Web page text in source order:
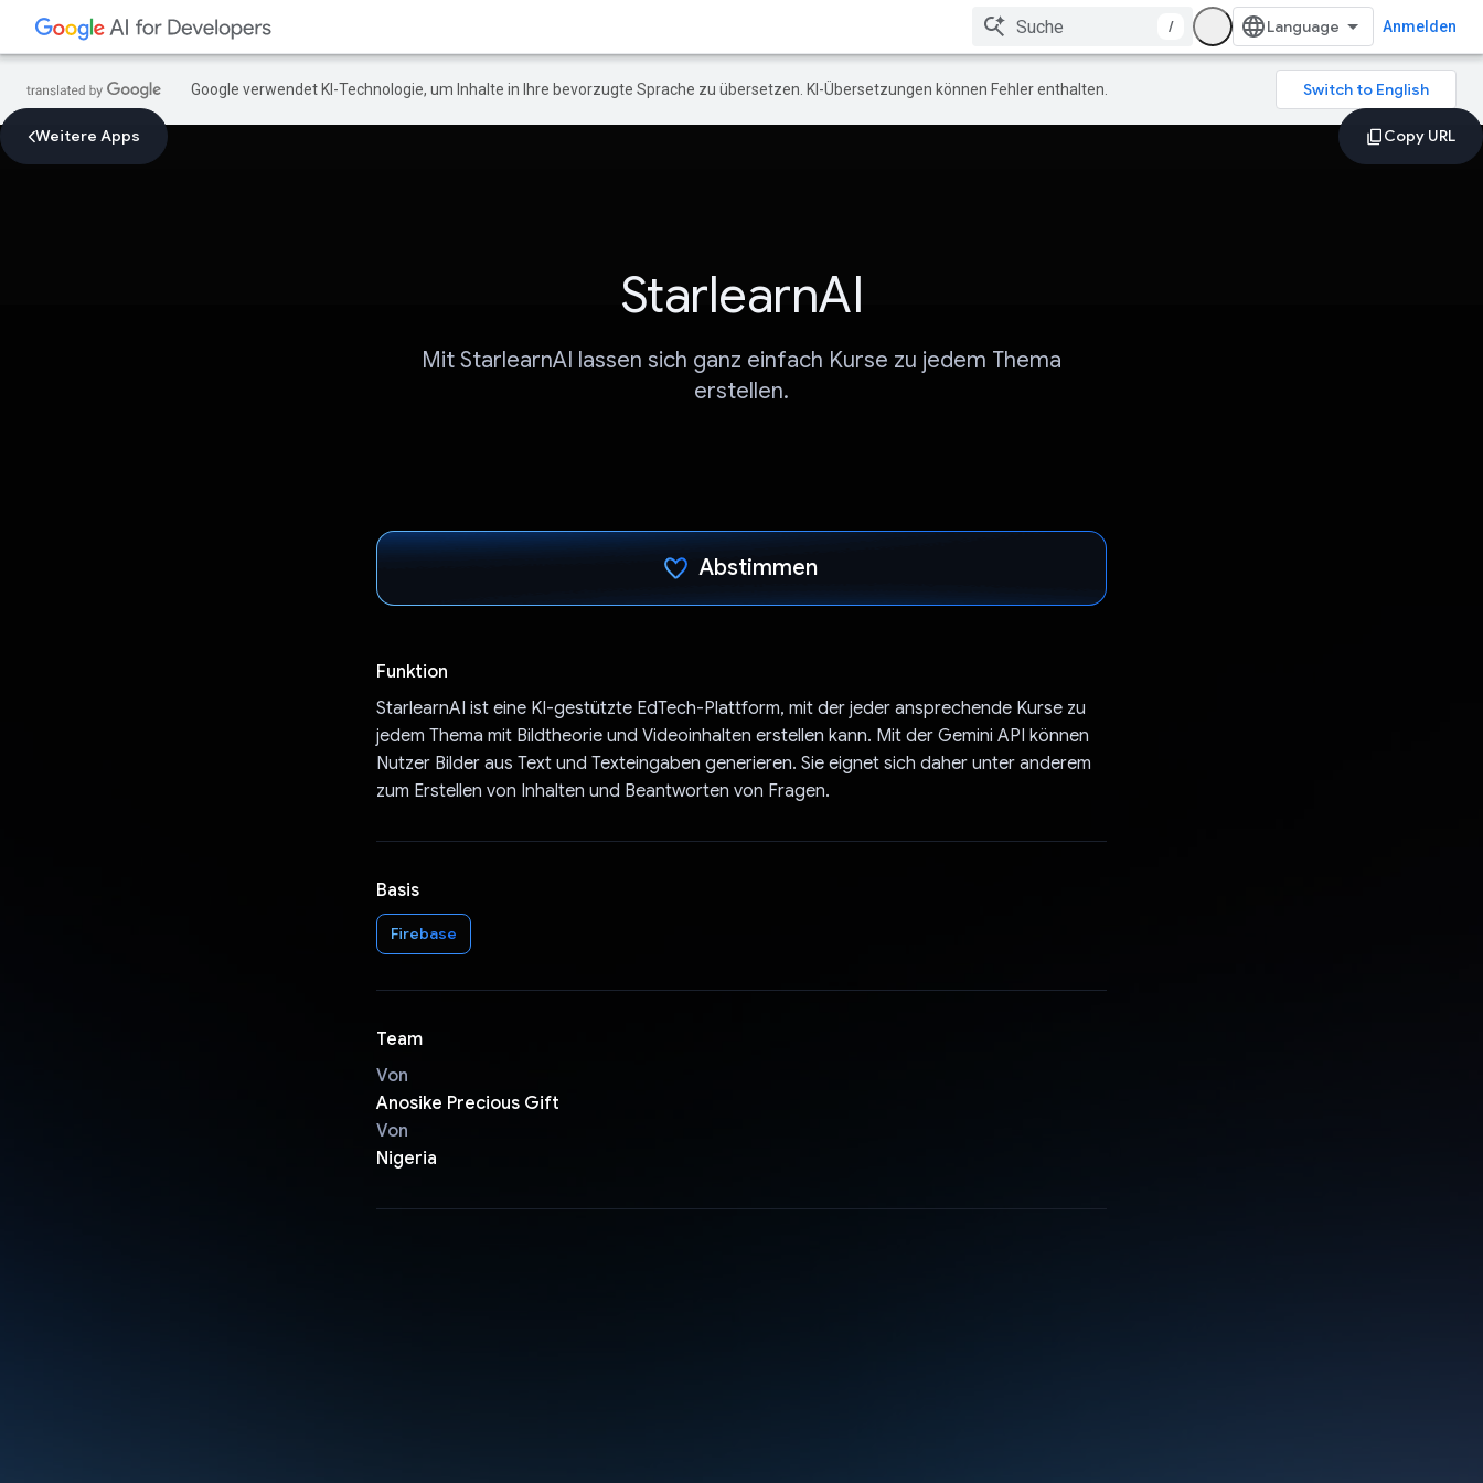
/ Anmelden
Google verwendet KI-Technologie, um Inhalte in Ihre bevorzugte Sprache zu übersetzen. KI-Übersetzungen können Fehler enthalten.
Weitere Apps
StarlearnAI
Mit StarlearnAI lassen sich ganz einfach Kurse zu jedem Thema
erstellen.
Abstimmen
Funktion
StarlearnAI ist eine KI-gestützte EdTech-Plattform, mit der jeder ansprechende Kurse zu
jedem Thema mit Bildtheorie und Videoinhalten erstellen kann. Mit der Gemini API können
Nutzer Bilder aus Text und Texteingaben generieren. Sie eignet sich daher unter anderem
zum Erstellen von Inhalten und Beantworten von Fragen.
Basis
Firebase
Team
Von
Anosike Precious Gift
Von
Nigeria